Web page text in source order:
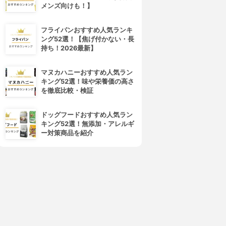
メンズ向けも！】
フライパンおすすめ人気ランキ
ング52選！【焦げ付かない・長
持ち！2026最新】
マヌカハニーおすすめ人気ラン
キング52選！味や栄養価の高さ
を徹底比較・検証
ドッグフードおすすめ人気ラン
キング52選！無添加・アレルギ
ー対策商品を紹介